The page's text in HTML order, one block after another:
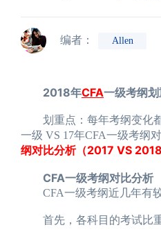
编者： Allen
2018年CFA一级考纲划
划重点：每年考纲变化都
一级 VS 17年CFA一级考纲
纲对比分析（2017 VS 2018
CFA一级考纲对比分析
CFA一级考纲近几年有较
首先，各科目的考试比重